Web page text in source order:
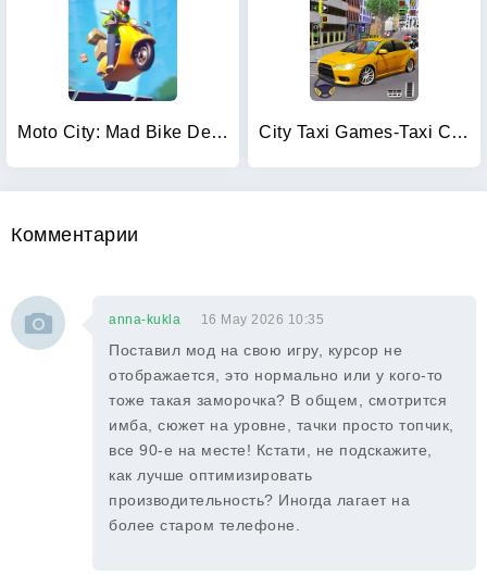
Moto City: Mad Bike Delivery City Taxi Games-Taxi Car Games
Комментарии
anna-kukla 16 May 2026 10:35
Поставил мод на свою игру, курсор не
отображается, это нормально или у кого-то
тоже такая заморочка? В общем, смотрится
имба, сюжет на уровне, тачки просто топчик,
все 90-е на месте! Кстати, не подскажите,
как лучше оптимизировать
производительность? Иногда лагает на
более старом телефоне.